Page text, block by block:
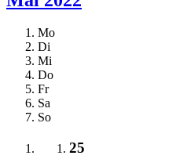
Mo
Di
Mi
Do
Fr
Sa
So
25